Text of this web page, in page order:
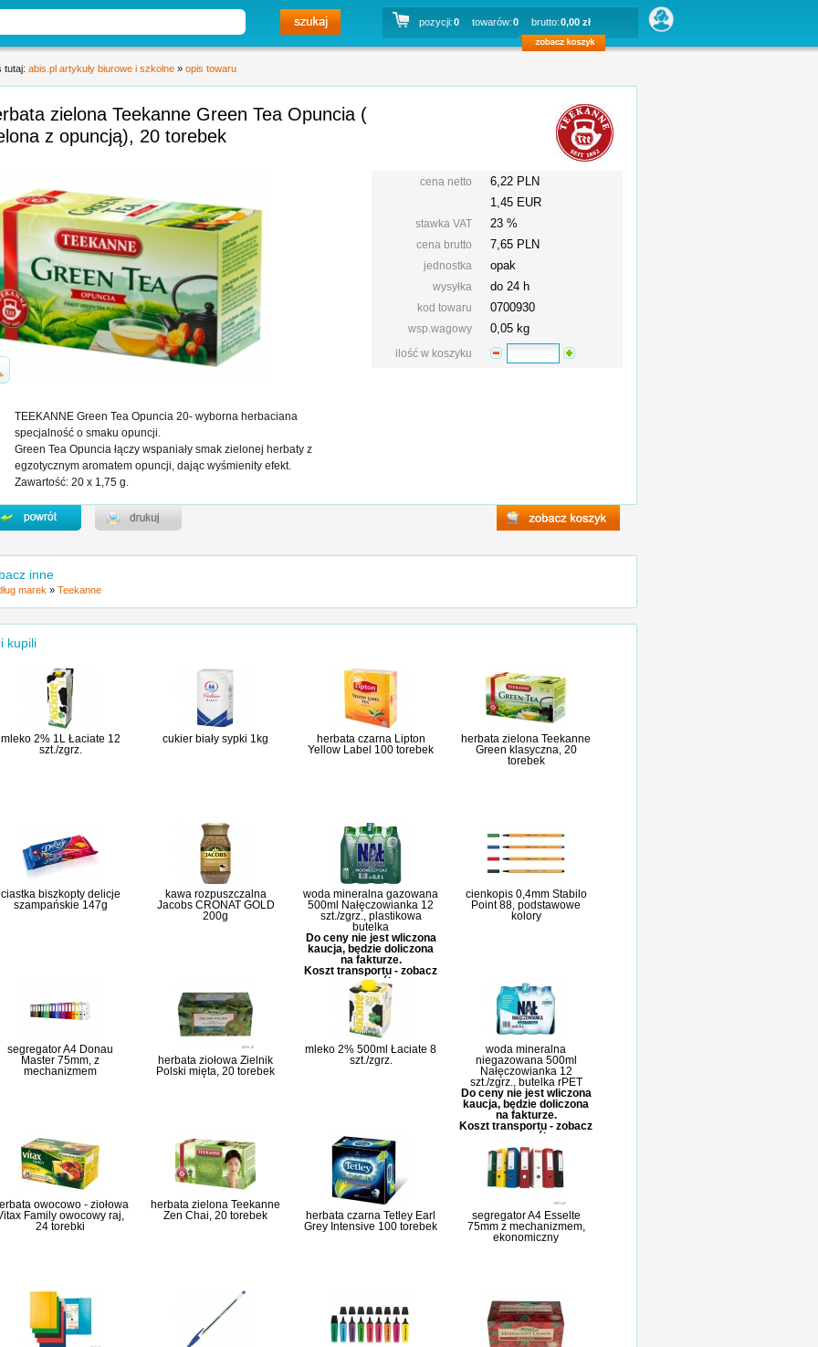
pozycji:0 towarów:0 brutto:0,00 zł
tutaj: abis.pl artykuły biurowe i szkolne » opis towaru
zielona Teekanne Green Tea Opuncia (
z opuncją), 20 torebek
cena netto
6,22 PLN
1,45 EUR
stawka VAT 23 %
cena brutto 7,65 PLN
jednostka opak
wysyłka do 24 h
kod towaru 0700930
wsp.wagowy 0,05 kg
ilość w koszyku
TEEKANNE Green Tea Opuncia 20- wyborna herbaciana
specjalność o smaku opuncji.
Green Tea Opuncia łączy wspaniały smak zielonej herbaty z
egzotycznym aromatem opuncji, dając wyśmienity efekt.
Zawartość: 20 x 1,75 g.
inne
marek » Teekanne
kupili
mleko 2% 1L Łaciate 12
szt./zgrz.
cukier biały sypki 1kg
herbata czarna Lipton
Yellow Label 100 torebek
herbata zielona Teekanne
Green klasyczna, 20
torebek
ciastka biszkopty delicje
szampańskie 147g
kawa rozpuszczalna
Jacobs CRONAT GOLD
200g
woda mineralna gazowana
500ml Nałęczowianka 12
szt./zgrz., plastikowa
butelka
Do ceny nie jest wliczona
kaucja, będzie doliczona
na fakturze.
Koszt transportu - zobacz
szczegóły
cienkopis 0,4mm Stabilo
Point 88, podstawowe
kolory
segregator A4 Donau
Master 75mm, z
mechanizmem
herbata ziołowa Zielnik
Polski mięta, 20 torebek
mleko 2% 500ml Łaciate 8
szt./zgrz.
woda mineralna
niegazowana 500ml
Nałęczowianka 12
szt./zgrz., butelka rPET
Do ceny nie jest wliczona
kaucja, będzie doliczona
na fakturze.
Koszt transportu - zobacz
szczegóły
owocowo - ziołowa
Family owocowy raj,
24 torebki
herbata zielona Teekanne
Zen Chai, 20 torebek
herbata czarna Tetley Earl
Grey Intensive 100 torebek
segregator A4 Esselte
75mm z mechanizmem,
ekonomiczny